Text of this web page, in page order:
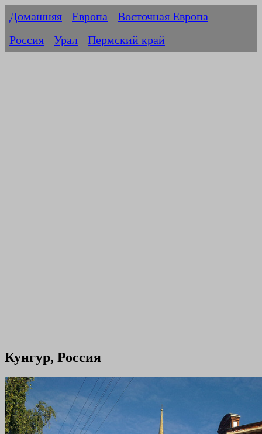
Домашняя Европа
Восточная Европа
Россия
Урал Пермский край
Кунгур, Россия